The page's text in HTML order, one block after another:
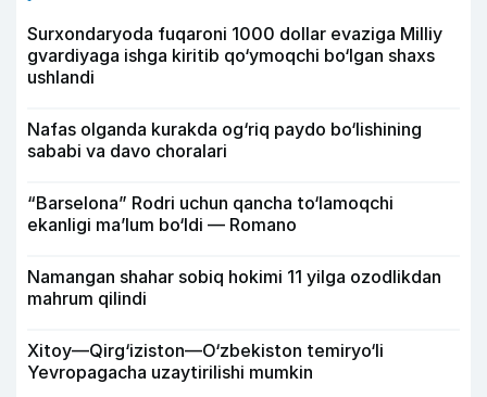
Surxondaryoda fuqaroni 1000 dollar evaziga Milliy
gvardiyaga ishga kiritib qo‘ymoqchi bo‘lgan shaxs
ushlandi
Nafas olganda kurakda og‘riq paydo bo‘lishining
sababi va davo choralari
“Barselona” Rodri uchun qancha to‘lamoqchi
ekanligi ma’lum bo‘ldi — Romano
Namangan shahar sobiq hokimi 11 yilga ozodlikdan
mahrum qilindi
Xitoy—Qirg‘iziston—O‘zbekiston temiryo‘li
Yevropagacha uzaytirilishi mumkin